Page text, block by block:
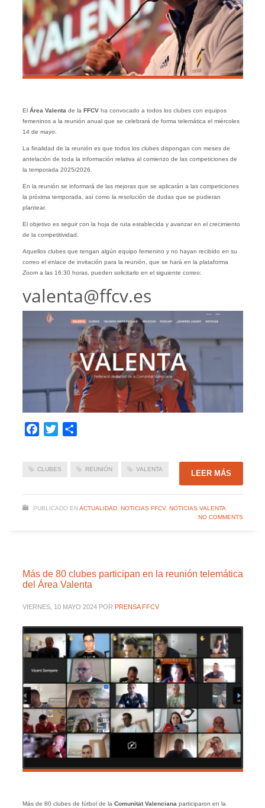
El Área Valenta de la FFCVha convocado a todos los clubes con equipos
femeninos a la reunión anual que se celebrará de forma telemática el miércoles
14 de mayo.
La finalidad de la reunión es que todos los clubes dispongan con meses de
antelación de toda la información relativa al comienzo de las competiciones de
la temporada 2025/2026.
En la reunión se informará de las mejoras que se aplicarán a las competiciones
la próxima temporada, así como la resolución de dudas que se pudieran
plantear.
El objetivo es seguir con la hoja de ruta establecida y avanzar en el crecimiento
de la competitividad.
Aquellos clubes que tengan algún equipo femenino y no hayan recibido en su
correo el enlace de invitación para la reunión, que se hará en la plataforma
Zooma las 16:30 horas, pueden solicitarlo en el siguiente correo:
valenta@ffcv.es
Facebook
Twitter
CLUBES REUNIÓN VALENTA LEER MÁS
PUBLICADO EN ACTUALIDAD, NOTICIAS FFCV, NOTICIAS VALENTA
NO COMMENTS
Más de 80 clubes participan en la reunión telemática
del Área Valenta
VIERNES, 10 MAYO 2024 POR PRENSA FFCV
Más de 80 clubes de fútbol de la Comunitat Valenciana participaron en la